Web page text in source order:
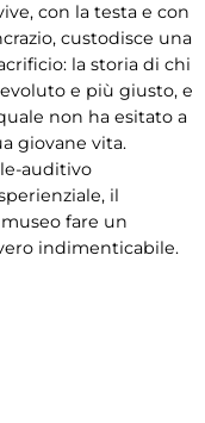
con la testa e con
custodisce una
la storia di chi
e più giusto, e
non ha esitato a
giovane vita.
auditivo
il
fare un
indimenticabile.